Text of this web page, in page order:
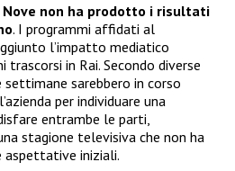
Nove non ha prodotto i risultati
. I programmi affidati al
l’impatto mediatico
in Rai. Secondo diverse
sarebbero in corso
per individuare una
entrambe le parti,
stagione televisiva che non ha
iniziali.